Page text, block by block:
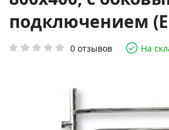
подключением
0 отзывов На